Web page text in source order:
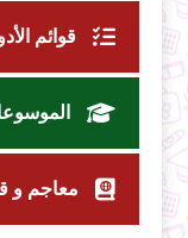
قوائم
معاجم و